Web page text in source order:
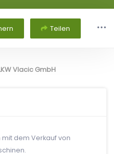
Teilen
Vlacic GmbH
mit dem Verkauf von